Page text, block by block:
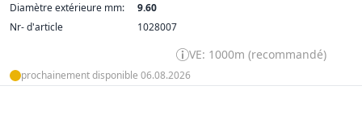
Diamètre extérieure mm:
9.60
Nr- d'article
1028007
VE: 1000m (recommandé)
prochainement disponible 06.08.2026